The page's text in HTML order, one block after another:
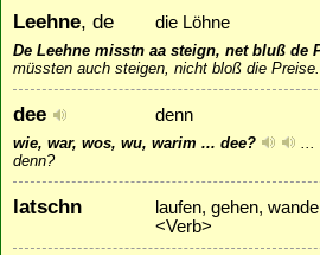
Leehne, de die Löhne
De Leehne misstn aa steign, net bluß de
müssten auch steigen, nicht bloß die Preise.
dee denn
wie, war, wos, wu, warim ... dee? ...
denn?
latschn
laufen, gehen,
<Verb>